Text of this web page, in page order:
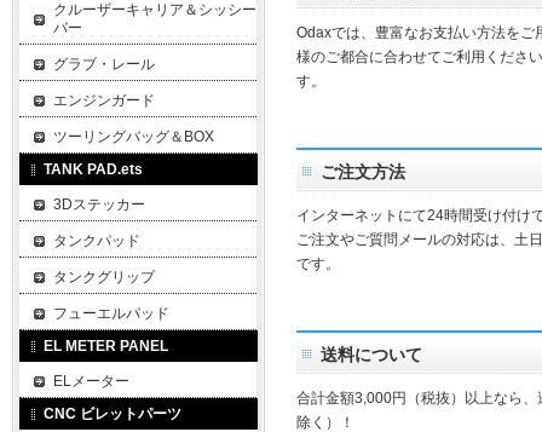
Odaxでは、豊富なお支払い方法を
様のご都合に合わせてご利用くださ
す。
ご注文方法
インターネットにて24時間受け付け
ご注文やご質問メールの対応は、土
です。
送料について
合計金額3,000円（税抜）以上なら
除く）！
クルーザーキャリア＆シッシー
バー
グラブ・レール
エンジンガード
ツーリングバッグ＆BOX
TANK PAD.ets
3Dステッカー
タンクパッド
タンクグリップ
フューエルパッド
EL METER PANEL
ELメーター
CNC ビレットパーツ